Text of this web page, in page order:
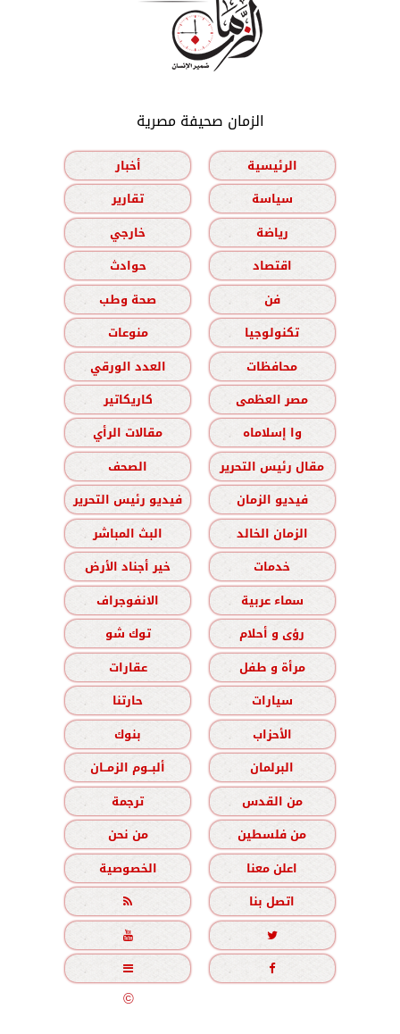
الزمان صحيفة مصرية
الرئيسية
أخبار
سياسة
تقارير
رياضة
خارجي
اقتصاد
حوادث
فن
صحة وطب
تكنولوجيا
منوعات
محافظات
العدد الورقي
مصر العظمى
كاريكاتير
وا إسلاماه
مقالات الرأي
مقال رئيس التحرير
الصحف
فيديو الزمان
فيديو رئيس التحرير
الزمان الخالد
البث المباشر
خدمات
خير أجناد الأرض
سماء عربية
الانفوجراف
رؤى و أحلام
توك شو
مرأة و طفل
عقارات
سيارات
حارتنا
الأحزاب
بنوك
البرلمان
ألبــوم الزمــان
من القدس
ترجمة
من فلسطين
من نحن
اعلن معنا
الخصوصية
اتصل بنا





جميع الحقوق محفوظة©